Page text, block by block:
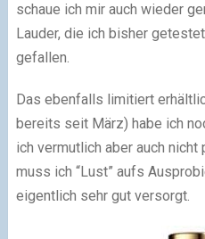
schaue ich mir auch wieder
Lauder, die ich bisher
gefallen.
Das ebenfalls limitiert
bereits seit März) habe ich
ich vermutlich aber auch
muss ich “Lust” aufs
eigentlich sehr gut versorgt.